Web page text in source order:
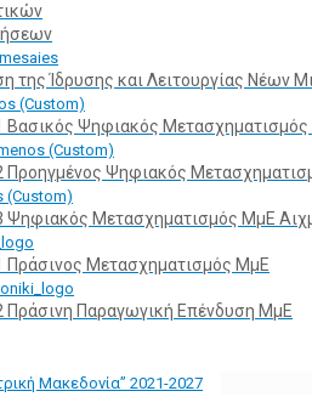
της Ίδρυσης και Λειτουργίας Νέων
Βασικός Ψηφιακός
Προηγμένος Ψηφιακός
Ψηφιακός Μετασχηματισμός ΜμΕ
Πράσινος Μετασχηματισμός ΜμΕ
Πράσινη Παραγωγική Επένδυση ΜμΕ
Μακεδονία” 2021-2027